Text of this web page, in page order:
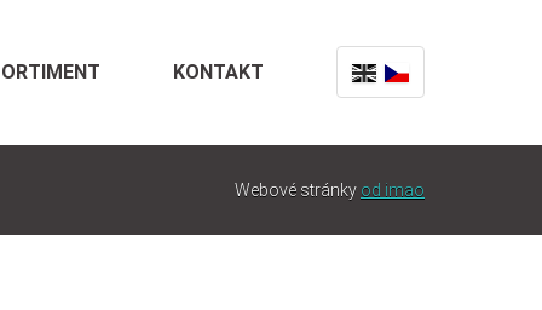
KONTAKT
Webové stránky od imao